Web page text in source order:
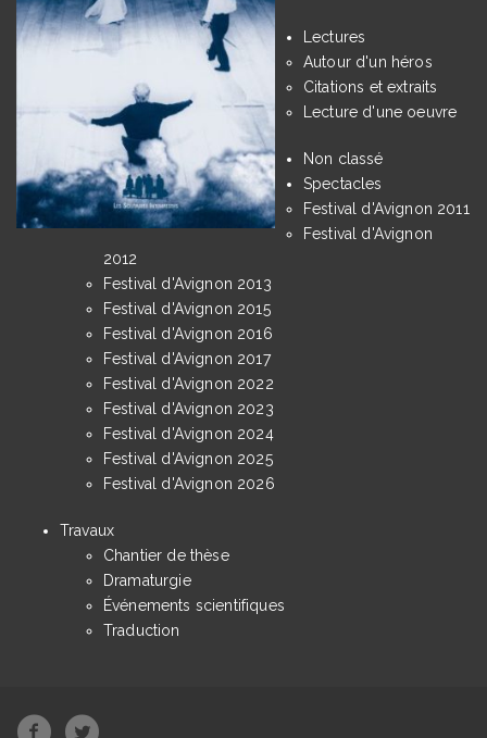
Lectures
Autour d'un héros
Citations et extraits
Lecture d'une oeuvre
Non classé
Spectacles
Festival d'Avignon 2011
Festival d'Avignon
2012
Festival d'Avignon 2013
Festival d'Avignon 2015
Festival d'Avignon 2016
Festival d'Avignon 2017
Festival d'Avignon 2022
Festival d'Avignon 2023
Festival d'Avignon 2024
Festival d'Avignon 2025
Festival d'Avignon 2026
Travaux
Chantier de thèse
Dramaturgie
Événements scientifiques
Traduction